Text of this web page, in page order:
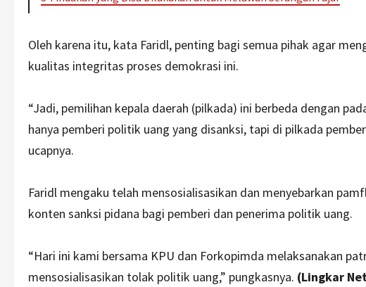
Oleh karena itu, kata Faridl, penting bagi semua pihak agar
kualitas integritas proses demokrasi ini.
“Jadi, pemilihan kepala daerah (pilkada) ini berbeda dengan
hanya pemberi politik uang yang disanksi, tapi di pilkada
ucapnya.
Faridl mengaku telah mensosialisasikan dan menyebarkan
konten sanksi pidana bagi pemberi dan penerima politik uang.
“Hari ini kami bersama KPU dan Forkopimda melaksanakan
mensosialisasikan tolak politik uang,” pungkasnya. (Lingkar